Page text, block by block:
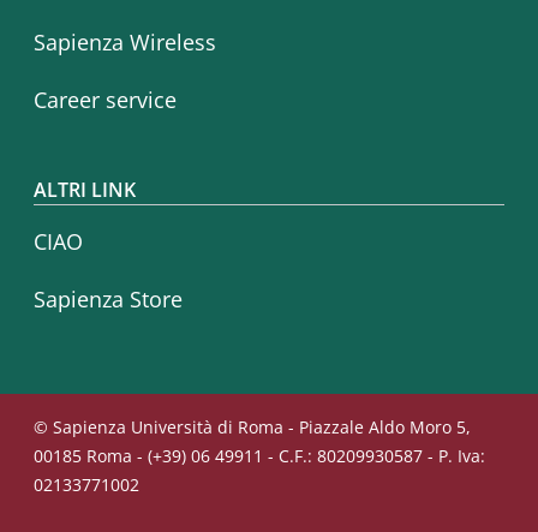
Sapienza Wireless
Career service
ALTRI LINK
CIAO
Sapienza Store
© Sapienza Università di Roma - Piazzale Aldo Moro 5,
00185 Roma - (+39) 06 49911 - C.F.: 80209930587 - P. Iva:
02133771002